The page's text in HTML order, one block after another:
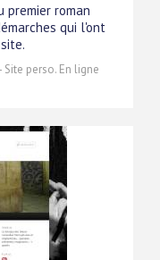
premier roman
qui l'ont
- Site perso. En ligne